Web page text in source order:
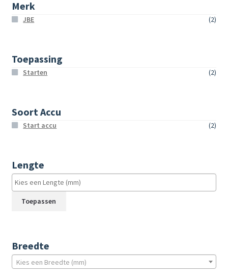
Merk
JBE (2)
Toepassing
Starten (2)
Soort Accu
Start accu (2)
Lengte
Toepassen
Breedte
Kies een Breedte (mm)